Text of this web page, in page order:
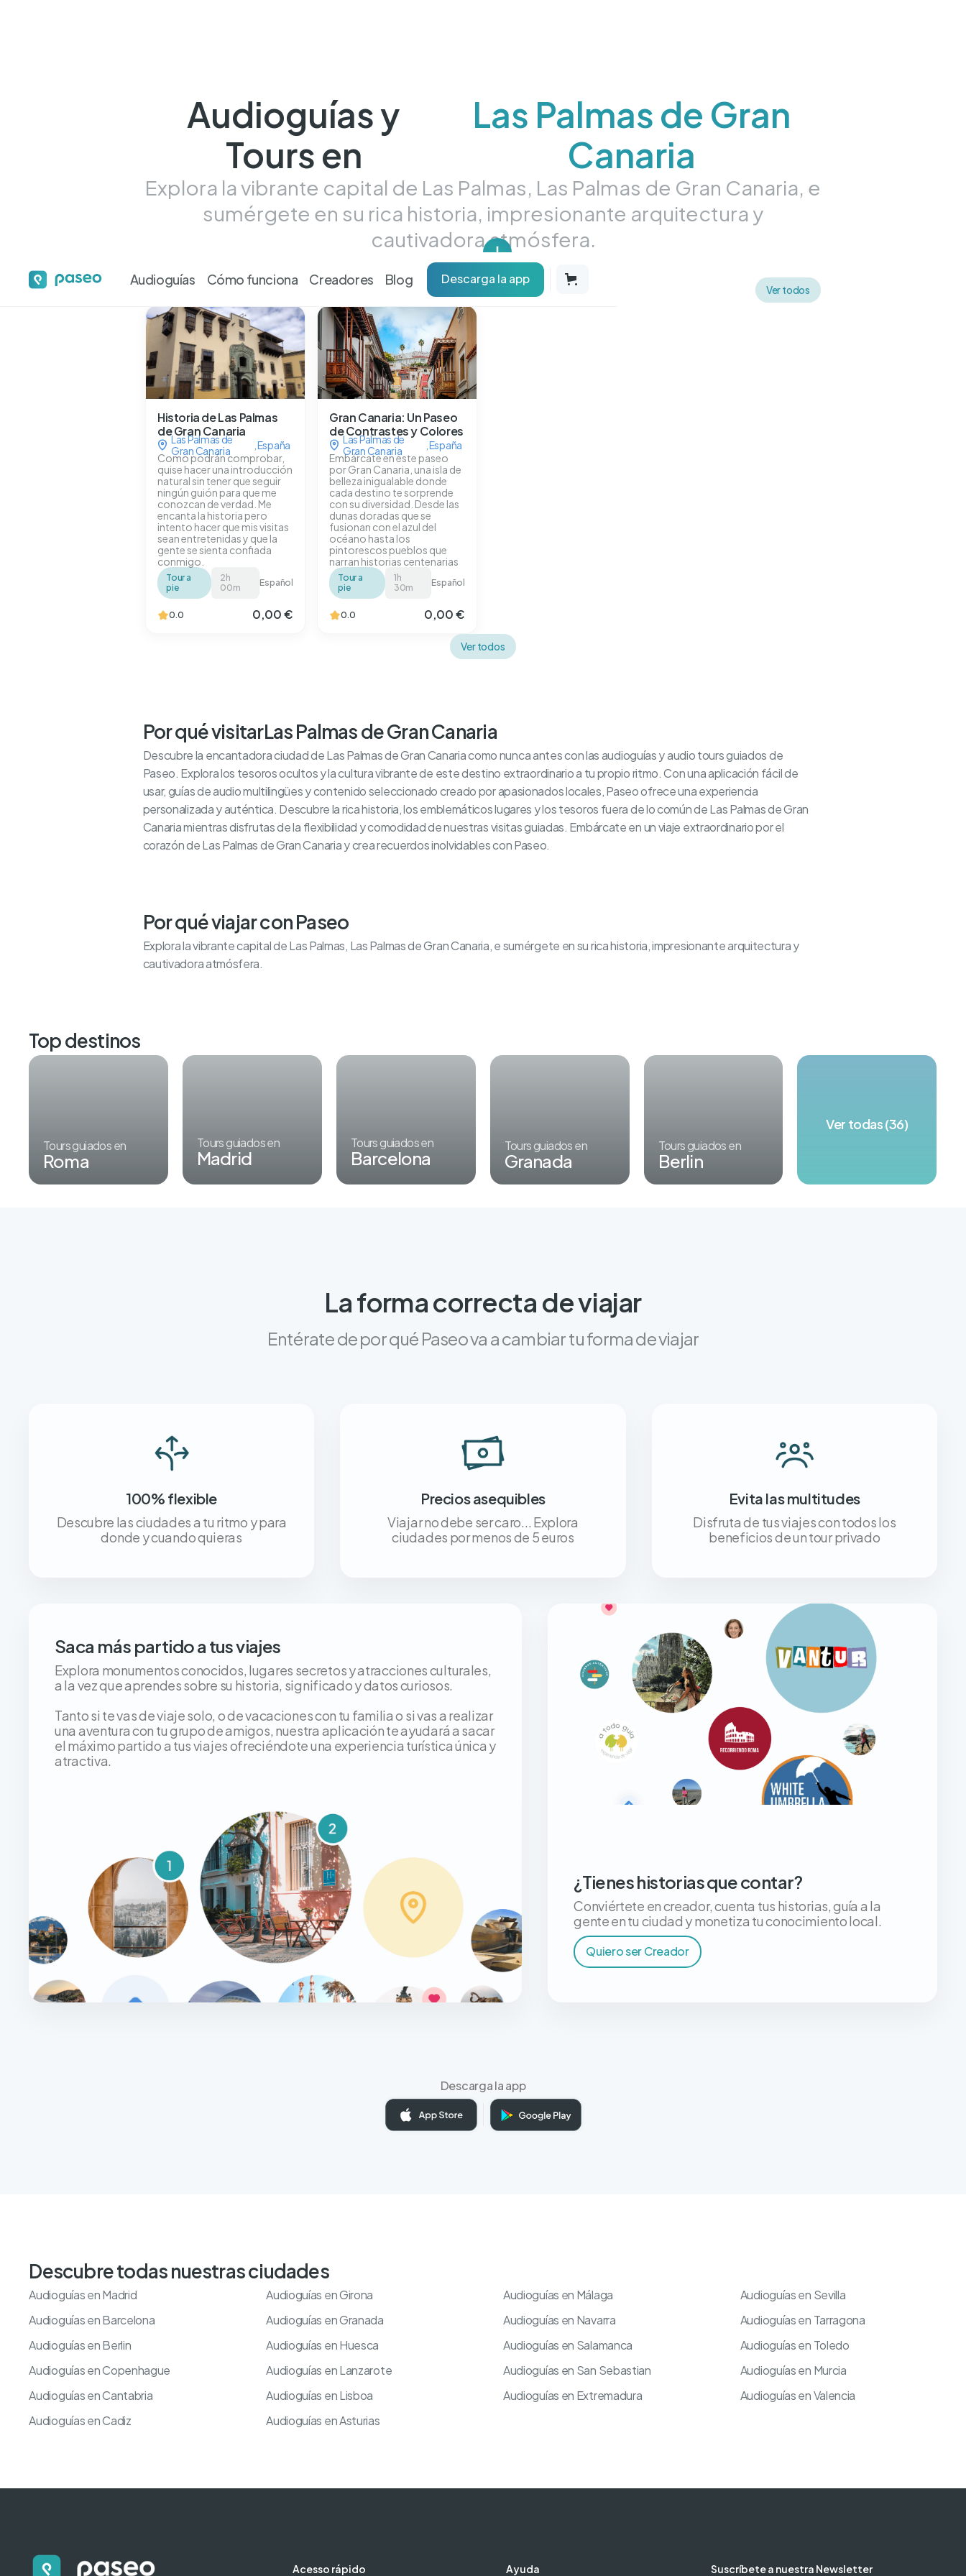
Audioguías y
Tours en
Las Palmas de Gran
Canaria
Explora la vibrante capital de Las Palmas, Las Palmas de Gran Canaria, e
sumérgete en su rica historia, impresionante arquitectura y
cautivadora atmósfera.
Audioguías Cómo funciona Creadores Blog Descarga la app
Tour más más destacados Ver todos
Historia de Las Palmas
de Gran Canaria
Las Palmas de
Gran Canaria
España
Como podrán comprobar,
quise hacer una introducción
natural sin tener que seguir
ningún guión para que me
conozcan de verdad. Me
encanta la historia pero
intento hacer que mis visitas
sean entretenidas y que la
gente se sienta confiada
conmigo.
Tour a
pie
2h
00m
Español
0.0 0,00 €
Gran Canaria: Un Paseo
de Contrastes y Colores
Las Palmas de
Gran Canaria
España
Embárcate en este paseo
por Gran Canaria, una isla de
belleza inigualable donde
cada destino te sorprende
con su diversidad. Desde las
dunas doradas que se
fusionan con el azul del
océano hasta los
pintorescos pueblos que
narran historias centenarias
Tour a
pie
1h
30m
Español
0.0 0,00 €
Ver todos
Por qué visitarLas Palmas de Gran Canaria
Descubre la encantadora ciudad de Las Palmas de Gran Canaria como nunca antes con las audioguías y audio tours guiados de
Paseo. Explora los tesoros ocultos y la cultura vibrante de este destino extraordinario a tu propio ritmo. Con una aplicación fácil de
usar, guías de audio multilingües y contenido seleccionado creado por apasionados locales, Paseo ofrece una experiencia
personalizada y auténtica. Descubre la rica historia, los emblemáticos lugares y los tesoros fuera de lo común de Las Palmas de Gran
Canaria mientras disfrutas de la flexibilidad y comodidad de nuestras visitas guiadas. Embárcate en un viaje extraordinario por el
corazón de Las Palmas de Gran Canaria y crea recuerdos inolvidables con Paseo.
Por qué viajar con Paseo
Explora la vibrante capital de Las Palmas, Las Palmas de Gran Canaria, e sumérgete en su rica historia, impresionante arquitectura y
cautivadora atmósfera.
Top destinos
Tours guiados en
Roma
Tours guiados en
Madrid
Tours guiados en
Barcelona
Tours guiados en
Granada
Tours guiados en
Berlin
Ver todas (36)
La forma correcta de viajar
Entérate de por qué Paseo va a cambiar tu forma de viajar
100% flexible
Descubre las ciudades a tu ritmo y para
donde y cuando quieras
Precios asequibles
Viajar no debe ser caro... Explora
ciudades por menos de 5 euros
Evita las multitudes
Disfruta de tus viajes con todos los
beneficios de un tour privado
Saca más partido a tus viajes
Explora monumentos conocidos, lugares secretos y atracciones culturales,
a la vez que aprendes sobre su historia, significado y datos curiosos.
Tanto si te vas de viaje solo, o de vacaciones con tu familia o si vas a realizar
una aventura con tu grupo de amigos, nuestra aplicación te ayudará a sacar
el máximo partido a tus viajes ofreciéndote una experiencia turística única y
atractiva.
¿Tienes historias que contar?
Conviértete en creador, cuenta tus historias, guía a la
gente en tu ciudad y monetiza tu conocimiento local.
Quiero ser Creador
Descarga la app
Descubre todas nuestras ciudades
Audioguías en Madrid
Audioguías en Barcelona
Audioguías en Berlin
Audioguías en Copenhague
Audioguías en Cantabria
Audioguías en Cadiz
Audioguías en Girona
Audioguías en Granada
Audioguías en Huesca
Audioguías en Lanzarote
Audioguías en Lisboa
Audioguías en Asturias
Audioguías en Málaga
Audioguías en Navarra
Audioguías en Salamanca
Audioguías en San Sebastian
Audioguías en Extremadura
Audioguías en Sevilla
Audioguías en Tarragona
Audioguías en Toledo
Audioguías en Murcia
Audioguías en Valencia
Acesso rápido Ayuda Suscríbete a nuestra Newsletter